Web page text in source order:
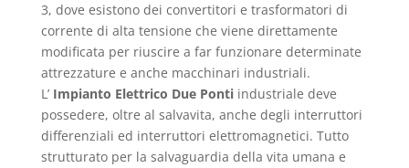
3, dove esistono dei convertitori e trasformatori di
corrente di alta tensione che viene direttamente
modificata per riuscire a far funzionare determinate
attrezzature e anche macchinari industriali.
L’ Impianto Elettrico Due Pontiindustriale deve
possedere, oltre al salvavita, anche degli interruttori
differenziali ed interruttori elettromagnetici. Tutto
strutturato per la salvaguardia della vita umana e